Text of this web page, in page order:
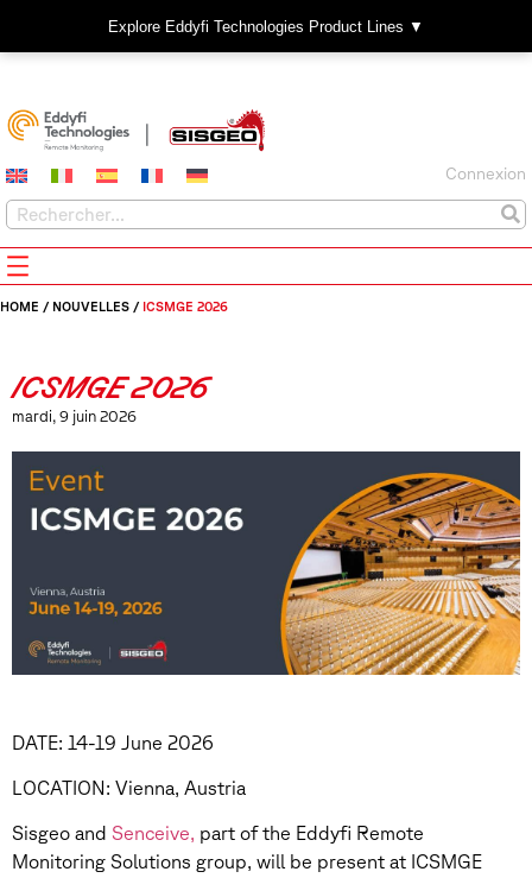
Explore Eddyfi Technologies Product Lines ▼
Connexion
HOME / NOUVELLES / ICSMGE 2026
ICSMGE 2026
mardi, 9 juin 2026
DATE: 14-19 June 2026
LOCATION: Vienna, Austria
Sisgeo and Senceive, part of the Eddyfi Remote
Monitoring Solutions group, will be present at ICSMGE